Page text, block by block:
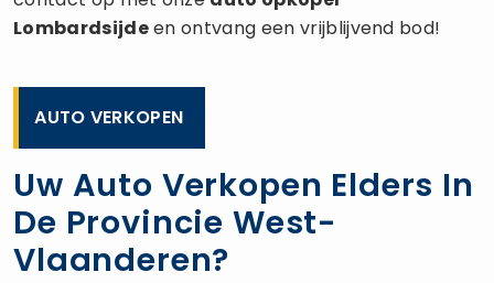
Lombardsijdeen ontvang een vrijblijvend bod!
AUTO VERKOPEN
Uw Auto Verkopen Elders In
De Provincie West-
Vlaanderen?